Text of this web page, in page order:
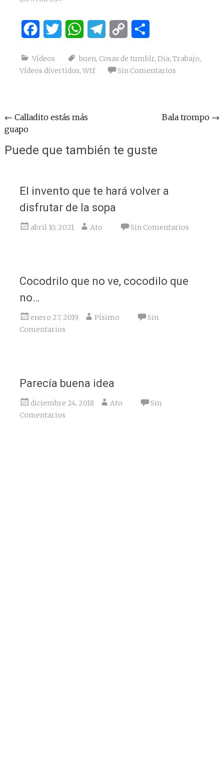
FacebookTwitter WhatsAppTelegram
Copy
Vídeos buen, Cosas de tumblr, Dia, Trabajo,
Vídeos divertidos, Wtf Sin Comentarios
Navegación
de
entradas
← Calladito estás más
guapo
Bala trompo →
Puede que también te guste
El invento que te hará volver a
disfrutar de la sopa
abril 10, 2021 Ato Sin Comentarios
Cocodrilo que no ve, cocodilo que
no…
enero 27, 2019 Písimo
Sin
Comentarios
Parecía buena idea
diciembre 24, 2018 Ato
Sin
Comentarios